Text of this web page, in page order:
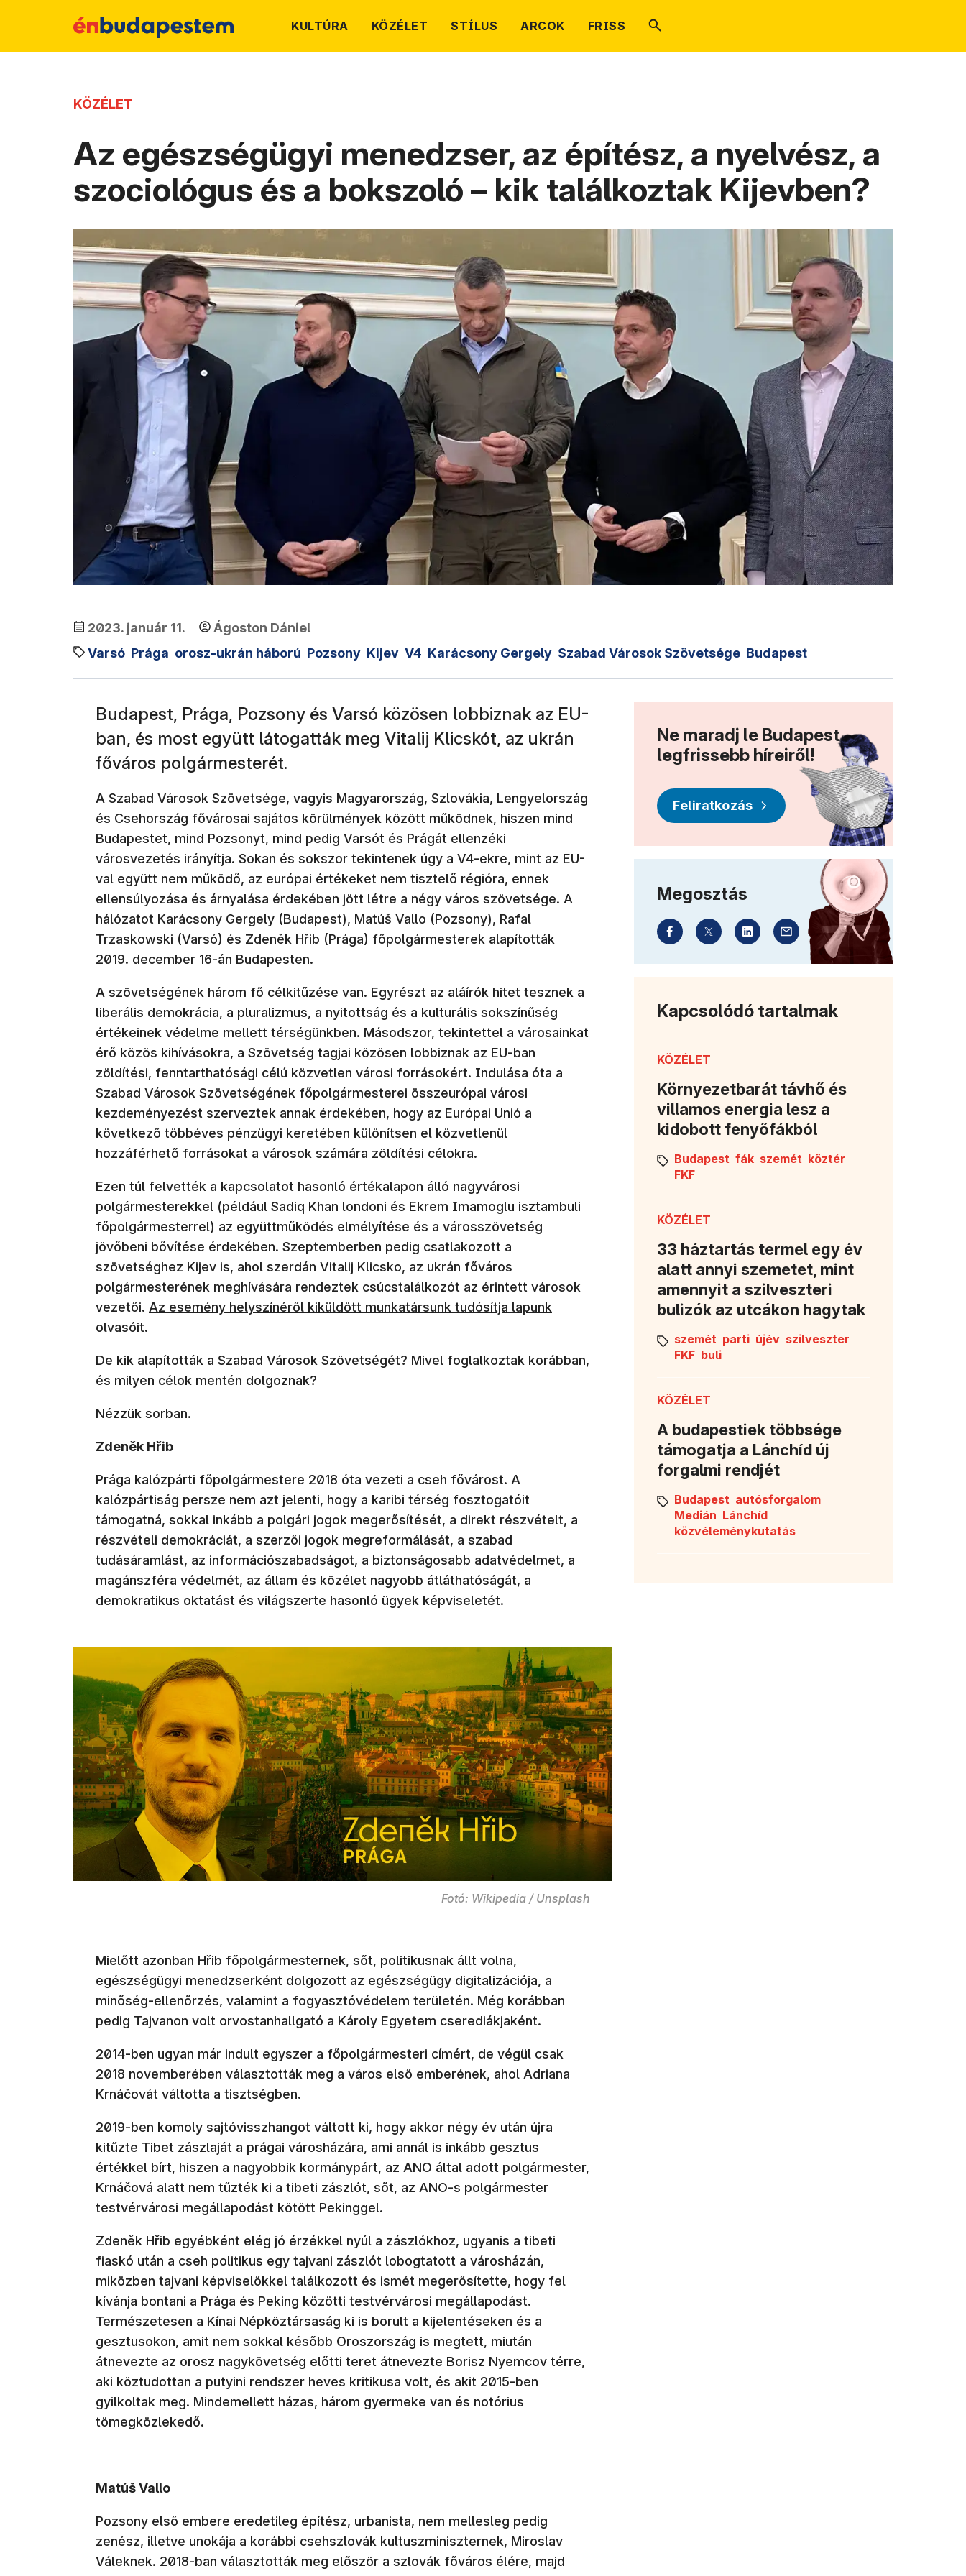
KULTÚRA KÖZÉLET STÍLUS ARCOK FRISS
KÖZÉLET
Az egészségügyi menedzser, az építész, a nyelvész, a
szociológus és a bokszoló – kik találkoztak Kijevben?
2023. január 11.
Ágoston Dániel
Varsó Prága orosz-ukrán háború Pozsony Kijev V4 Karácsony Gergely Szabad Városok Szövetsége Budapest
Budapest, Prága, Pozsony és Varsó közösen lobbiznak az EU-
ban, és most együtt látogatták meg Vitalij Klicskót, az ukrán
főváros polgármesterét.
A Szabad Városok Szövetsége, vagyis Magyarország, Szlovákia, Lengyelország
és Csehország fővárosai sajátos körülmények között működnek, hiszen mind
Budapestet, mind Pozsonyt, mind pedig Varsót és Prágát ellenzéki
városvezetés irányítja. Sokan és sokszor tekintenek úgy a V4-ekre, mint az EU-
val együtt nem működő, az európai értékeket nem tisztelő régióra, ennek
ellensúlyozása és árnyalása érdekében jött létre a négy város szövetsége. A
hálózatot Karácsony Gergely (Budapest), Matúš Vallo (Pozsony), Rafal
Trzaskowski (Varsó) és Zdeněk Hřib (Prága) főpolgármesterek alapították
2019. december 16-án Budapesten.
A szövetségének három fő célkitűzése van. Egyrészt az aláírók hitet tesznek a
liberális demokrácia, a pluralizmus, a nyitottság és a kulturális sokszínűség
értékeinek védelme mellett térségünkben. Másodszor, tekintettel a városainkat
érő közös kihívásokra, a Szövetség tagjai közösen lobbiznak az EU-ban
zöldítési, fenntarthatósági célú közvetlen városi forrásokért. Indulása óta a
Szabad Városok Szövetségének főpolgármesterei összeurópai városi
kezdeményezést szerveztek annak érdekében, hogy az Európai Unió a
következő többéves pénzügyi keretében különítsen el közvetlenül
hozzáférhető forrásokat a városok számára zöldítési célokra.
Ezen túl felvették a kapcsolatot hasonló értékalapon álló nagyvárosi
polgármesterekkel (például Sadiq Khan londoni és Ekrem Imamoglu isztambuli
főpolgármesterrel) az együttműködés elmélyítése és a városszövetség
jövőbeni bővítése érdekében. Szeptemberben pedig csatlakozott a
szövetséghez Kijev is, ahol szerdán Vitalij Klicsko, az ukrán főváros
polgármesterének meghívására rendeztek csúcstalálkozót az érintett városok
vezetői. (új ablakban nyílik meg)
Az esemény helyszínéről kiküldött munkatársunk tudósítja lapunk
olvasóit.
De kik alapították a Szabad Városok Szövetségét? Mivel foglalkoztak korábban,
és milyen célok mentén dolgoznak?
Nézzük sorban.
Zdeněk Hřib
Prága kalózpárti főpolgármestere 2018 óta vezeti a cseh fővárost. A
kalózpártiság persze nem azt jelenti, hogy a karibi térség fosztogatóit
támogatná, sokkal inkább a polgári jogok megerősítését, a direkt részvételt, a
részvételi demokráciát, a szerzői jogok megreformálását, a szabad
tudásáramlást, az információszabadságot, a biztonságosabb adatvédelmet, a
magánszféra védelmét, az állam és közélet nagyobb átláthatóságát, a
demokratikus oktatást és világszerte hasonló ügyek képviseletét.
Fotó: Wikipedia / Unsplash
Mielőtt azonban Hřib főpolgármesternek, sőt, politikusnak állt volna,
egészségügyi menedzserként dolgozott az egészségügy digitalizációja, a
minőség-ellenőrzés, valamint a fogyasztóvédelem területén. Még korábban
pedig Tajvanon volt orvostanhallgató a Károly Egyetem cserediákjaként.
2014-ben ugyan már indult egyszer a főpolgármesteri címért, de végül csak
2018 novemberében választották meg a város első emberének, ahol Adriana
Krnáčovát váltotta a tisztségben.
2019-ben komoly sajtóvisszhangot váltott ki, hogy akkor négy év után újra
kitűzte Tibet zászlaját a prágai városházára, ami annál is inkább gesztus
értékkel bírt, hiszen a nagyobbik kormánypárt, az ANO által adott polgármester,
Krnáčová alatt nem tűzték ki a tibeti zászlót, sőt, az ANO-s polgármester
testvérvárosi megállapodást kötött Pekinggel.
Zdeněk Hřib egyébként elég jó érzékkel nyúl a zászlókhoz, ugyanis a tibeti
fiaskó után a cseh politikus egy tajvani zászlót lobogtatott a városházán,
miközben tajvani képviselőkkel találkozott és ismét megerősítette, hogy fel
kívánja bontani a Prága és Peking közötti testvérvárosi megállapodást.
Természetesen a Kínai Népköztársaság ki is borult a kijelentéseken és a
gesztusokon, amit nem sokkal később Oroszország is megtett, miután
átnevezte az orosz nagykövetség előtti teret átnevezte Borisz Nyemcov térre,
aki köztudottan a putyini rendszer heves kritikusa volt, és akit 2015-ben
gyilkoltak meg. Mindemellett házas, három gyermeke van és notórius
tömegközlekedő.
Matúš Vallo
Pozsony első embere eredetileg építész, urbanista, nem mellesleg pedig
zenész, illetve unokája a korábbi csehszlovák kultuszminiszternek, Miroslav
Váleknek. 2018-ban választották meg először a szlovák főváros élére, majd
Ne maradj le Budapest
legfrissebb híreiről!
Feliratkozás
Megosztás
Kapcsolódó tartalmak
KÖZÉLET
Környezetbarát távhő és
villamos energia lesz a
kidobott fenyőfákból
Budapest fák szemét köztér
FKF
KÖZÉLET
33 háztartás termel egy év
alatt annyi szemetet, mint
amennyit a szilveszteri
bulizók az utcákon hagytak
szemét parti újév szilveszter
FKF buli
KÖZÉLET
A budapestiek többsége
támogatja a Lánchíd új
forgalmi rendjét
Budapest autósforgalom
Medián Lánchíd
közvéleménykutatás